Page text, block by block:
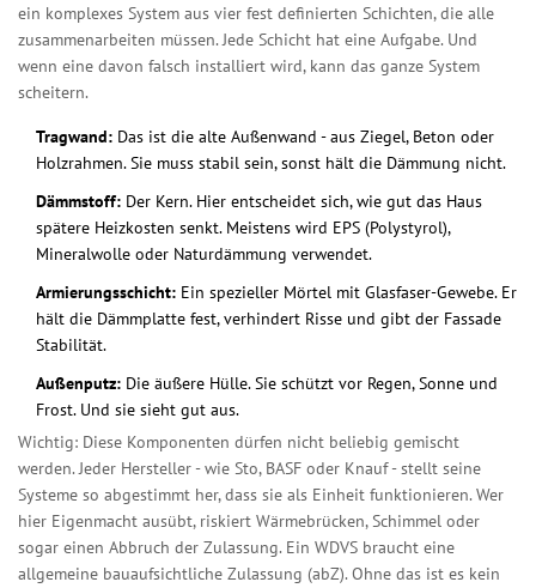
ein komplexes System aus vier fest definierten Schichten, die alle
zusammenarbeiten müssen. Jede Schicht hat eine Aufgabe. Und
wenn eine davon falsch installiert wird, kann das ganze System
scheitern.
Tragwand: Das ist die alte Außenwand - aus Ziegel, Beton oder
Holzrahmen. Sie muss stabil sein, sonst hält die Dämmung nicht.
Dämmstoff: Der Kern. Hier entscheidet sich, wie gut das Haus
spätere Heizkosten senkt. Meistens wird EPS (Polystyrol),
Mineralwolle oder Naturdämmung verwendet.
Armierungsschicht: Ein spezieller Mörtel mit Glasfaser-Gewebe. Er
hält die Dämmplatte fest, verhindert Risse und gibt der Fassade
Stabilität.
Außenputz: Die äußere Hülle. Sie schützt vor Regen, Sonne und
Frost. Und sie sieht gut aus.
Wichtig: Diese Komponenten dürfen nicht beliebig gemischt
werden. Jeder Hersteller - wie Sto, BASF oder Knauf - stellt seine
Systeme so abgestimmt her, dass sie als Einheit funktionieren. Wer
hier Eigenmacht ausübt, riskiert Wärmebrücken, Schimmel oder
sogar einen Abbruch der Zulassung. Ein WDVS braucht eine
allgemeine bauaufsichtliche Zulassung (abZ). Ohne das ist es kein